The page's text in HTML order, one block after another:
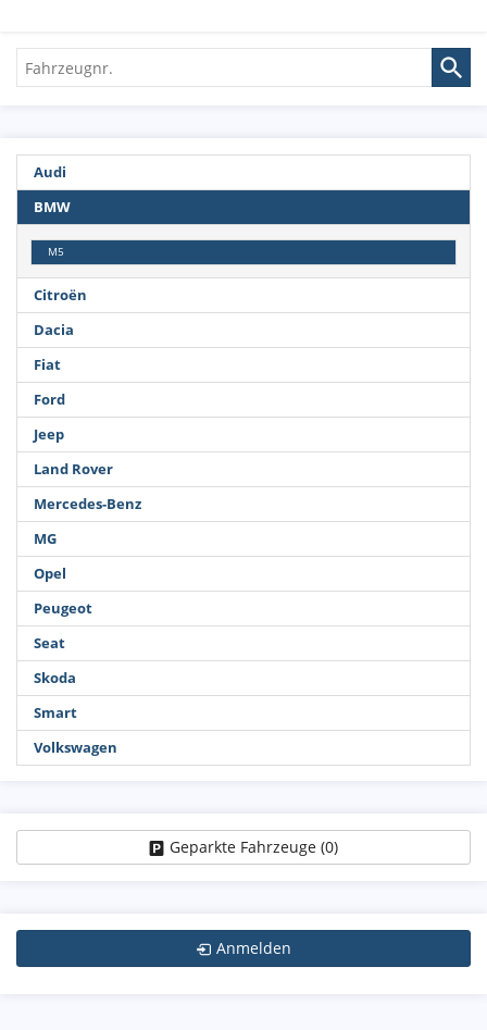
Fahrzeugnr.
Audi
BMW
M5
Citroën
Dacia
Fiat
Ford
Jeep
Land Rover
Mercedes-Benz
MG
Opel
Peugeot
Seat
Skoda
Smart
Volkswagen
Geparkte Fahrzeuge (0)
Anmelden